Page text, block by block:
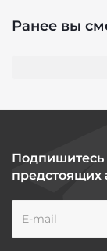
Ранее вы
Подпишитесь
предстоящих